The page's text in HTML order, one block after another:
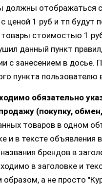
должны отображаться
ценой 1 руб и тп будут
товары стоимостью 1
данный пункт
с занесением в досье.
пункта пользователю
обязательно
(покупку,
товаров в одном
и в тексте
брендов в
в заголовке и
а не просто